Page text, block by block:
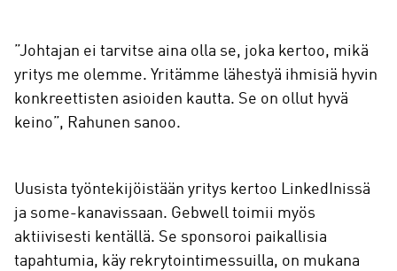
”Johtajan ei tarvitse aina olla se, joka kertoo, mikä
yritys me olemme. Yritämme lähestyä ihmisiä hyvin
konkreettisten asioiden kautta. Se on ollut hyvä
keino”, Rahunen sanoo.
Uusista työntekijöistään yritys kertoo LinkedInissä
ja some-kanavissaan. Gebwell toimii myös
aktiivisesti kentällä. Se sponsoroi paikallisia
tapahtumia, käy rekrytointimessuilla, on mukana